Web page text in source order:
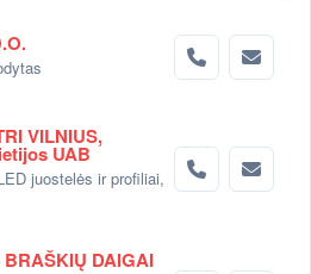
VILNIUS,
UAB
juostelės ir profiliai,
DAIGAI